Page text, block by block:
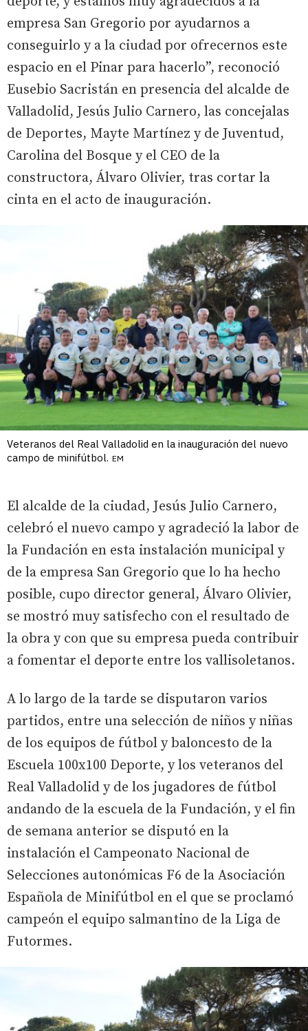
empresa San Gregorio por ayudarnos a
conseguirlo y a la ciudad por ofrecernos este
espacio en el Pinar para hacerlo”, reconoció
Eusebio Sacristán en presencia del alcalde de
Valladolid, Jesús Julio Carnero, las concejalas
de Deportes, Mayte Martínez y de Juventud,
Carolina del Bosque y el CEO de la
constructora, Álvaro Olivier, tras cortar la
cinta en el acto de inauguración.
Veteranos del Real Valladolid en la inauguración del nuevo
campo de minifútbol. EM
El alcalde de la ciudad, Jesús Julio Carnero,
celebró el nuevo campo y agradeció la labor de
la Fundación en esta instalación municipal y
de la empresa San Gregorio que lo ha hecho
posible, cupo director general, Álvaro Olivier,
se mostró muy satisfecho con el resultado de
la obra y con que su empresa pueda contribuir
a fomentar el deporte entre los vallisoletanos.
A lo largo de la tarde se disputaron varios
partidos, entre una selección de niños y niñas
de los equipos de fútbol y baloncesto de la
Escuela 100x100 Deporte, y los veteranos del
Real Valladolid y de los jugadores de fútbol
andando de la escuela de la Fundación, y el fin
de semana anterior se disputó en la
instalación el Campeonato Nacional de
Selecciones autonómicas F6 de la Asociación
Española de Minifútbol en el que se proclamó
campeón el equipo salmantino de la Liga de
Futormes.